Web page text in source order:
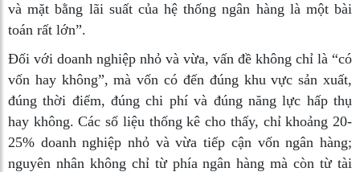
và mặt bằng lãi suất của hệ thống ngân hàng là một bài
toán rất lớn”.
Đối với doanh nghiệp nhỏ và vừa, vấn đề không chỉ là “có
vốn hay không”, mà vốn có đến đúng khu vực sản xuất,
đúng thời điểm, đúng chi phí và đúng năng lực hấp thụ
hay không. Các số liệu thống kê cho thấy, chỉ khoảng 20-
25% doanh nghiệp nhỏ và vừa tiếp cận vốn ngân hàng;
nguyên nhân không chỉ từ phía ngân hàng mà còn từ tài